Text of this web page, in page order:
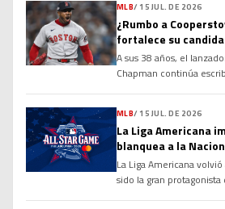
una rigidez en el tendón
tomada con el objetivo
se agrave y garantizar
MLB/ 15 JUL. DE 2026
¿Rumbo a
fortalece su
Fama
A sus 38 años, el
Chapman continúa
méritos suficientes para
Fama de Cooperstown?
longevidad y el dominio
más de […]
MLB/ 15 JUL. DE 2026
La Liga Americana
blanquea a la
Estrellas 2026
La Liga Americana
sido la gran protagonista